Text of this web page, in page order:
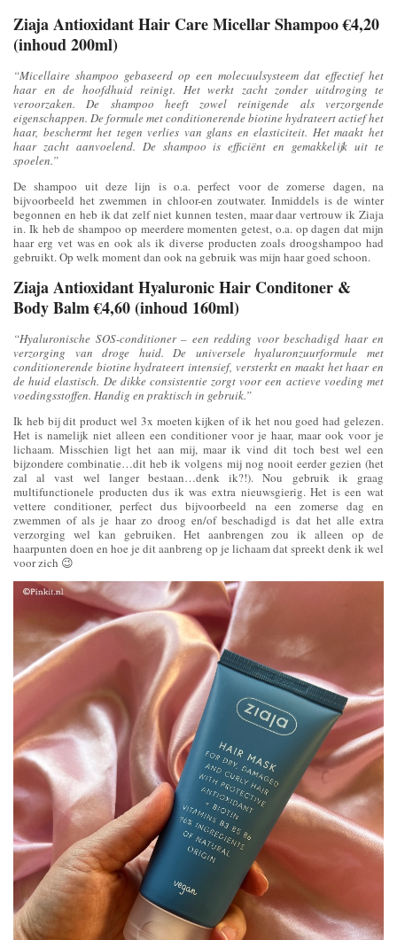
Ziaja Antioxidant Hair Care Micellar Shampoo €4,20
(inhoud 200ml)
“Micellaire shampoo gebaseerd op een molecuulsysteem dat effectief het
haar en de hoofdhuid reinigt. Het werkt zacht zonder uitdroging te
veroorzaken. De shampoo heeft zowel reinigende als verzorgende
eigenschappen. De formule met conditionerende biotine hydrateert actief het
haar, beschermt het tegen verlies van glans en elasticiteit. Het maakt het
haar zacht aanvoelend. De shampoo is efficiënt en gemakkelijk uit te
spoelen.”
De shampoo uit deze lijn is o.a. perfect voor de zomerse dagen, na
bijvoorbeeld het zwemmen in chloor-en zoutwater. Inmiddels is de winter
begonnen en heb ik dat zelf niet kunnen testen, maar daar vertrouw ik Ziaja
in. Ik heb de shampoo op meerdere momenten getest, o.a. op dagen dat mijn
haar erg vet was en ook als ik diverse producten zoals droogshampoo had
gebruikt. Op welk moment dan ook na gebruik was mijn haar goed schoon.
Ziaja Antioxidant Hyaluronic Hair Conditoner &
Body Balm €4,60 (inhoud 160ml)
“Hyaluronische SOS-conditioner – een redding voor beschadigd haar en
verzorging van droge huid. De universele hyaluronzuurformule met
conditionerende biotine hydrateert intensief, versterkt en maakt het haar en
de huid elastisch. De dikke consistentie zorgt voor een actieve voeding met
voedingsstoffen. Handig en praktisch in gebruik.”
Ik heb bij dit product wel 3x moeten kijken of ik het nou goed had gelezen.
Het is namelijk niet alleen een conditioner voor je haar, maar ook voor je
lichaam. Misschien ligt het aan mij, maar ik vind dit toch best wel een
bijzondere combinatie…dit heb ik volgens mij nog nooit eerder gezien (het
zal al vast wel langer bestaan…denk ik?!). Nou gebruik ik graag
multifunctionele producten dus ik was extra nieuwsgierig. Het is een wat
vettere conditioner, perfect dus bijvoorbeeld na een zomerse dag en
zwemmen of als je haar zo droog en/of beschadigd is dat het alle extra
verzorging wel kan gebruiken. Het aanbrengen zou ik alleen op de
haarpunten doen en hoe je dit aanbreng op je lichaam dat spreekt denk ik wel
voor zich 😉